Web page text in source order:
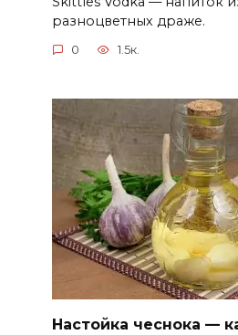
разноцветных драже.
0 1.5к.
Настойка чеснока —